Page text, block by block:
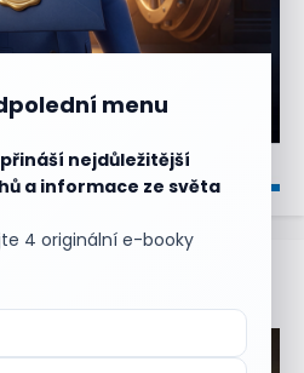
menu
nejdůležitější
a informace ze světa
4 originální e-booky